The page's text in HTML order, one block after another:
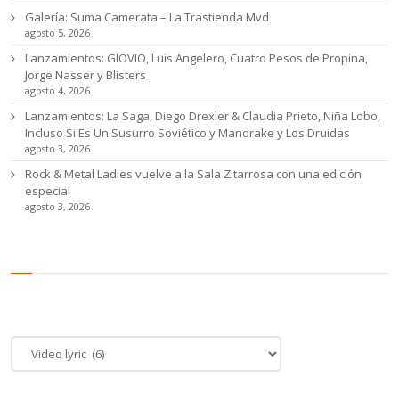
Galería: Suma Camerata – La Trastienda Mvd
agosto 5, 2026
Lanzamientos: GIOVIO, Luis Angelero, Cuatro Pesos de Propina,
Jorge Nasser y Blisters
agosto 4, 2026
Lanzamientos: La Saga, Diego Drexler & Claudia Prieto, Niña Lobo,
Incluso Si Es Un Susurro Soviético y Mandrake y Los Druidas
agosto 3, 2026
Rock & Metal Ladies vuelve a la Sala Zitarrosa con una edición
especial
agosto 3, 2026
Categoría
noticias